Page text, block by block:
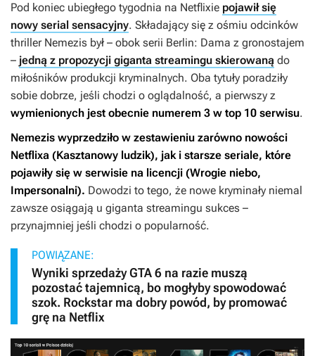
Pod koniec ubiegłego tygodnia na Netflixie pojawił się
nowy serial sensacyjny. Składający się z ośmiu odcinków
thriller Nemezis był – obok serii Berlin: Dama z gronostajem
– jedną z propozycji giganta streamingu skierowaną do
miłośników produkcji kryminalnych. Oba tytuły poradziły
sobie dobrze, jeśli chodzi o oglądalność, a pierwszy z
wymienionych jest obecnie numerem 3 w top 10 serwisu.
Nemezis wyprzedziło w zestawieniu zarówno nowości
Netflixa (Kasztanowy ludzik), jak i starsze seriale, które
pojawiły się w serwisie na licencji (Wrogie niebo,
Impersonalni). Dowodzi to tego, że nowe kryminały niemal
zawsze osiągają u giganta streamingu sukces –
przynajmniej jeśli chodzi o popularność.
POWIĄZANE:
Wyniki sprzedaży GTA 6 na razie muszą
pozostać tajemnicą, bo mogłyby spowodować
szok. Rockstar ma dobry powód, by promować
grę na Netflix